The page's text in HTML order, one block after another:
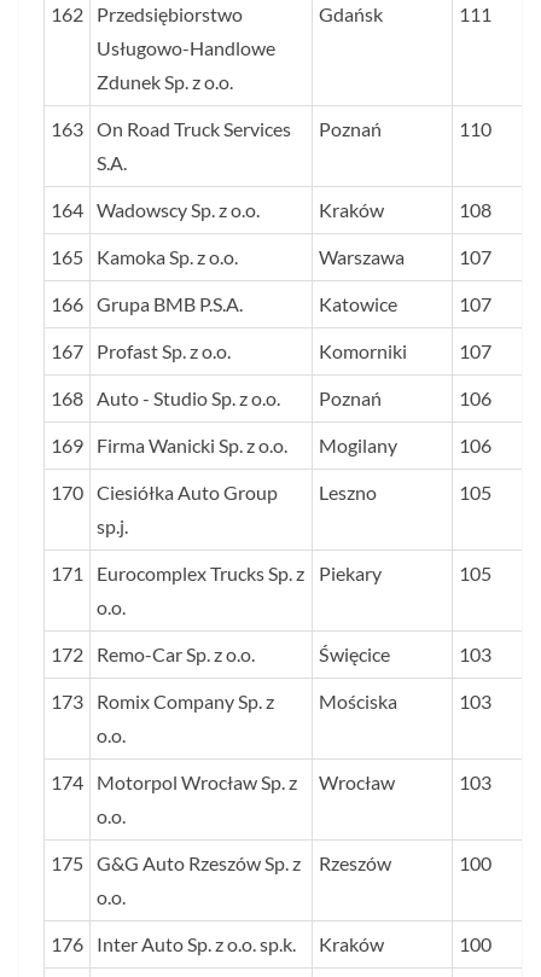
162
Przedsiębiorstwo
Usługowo-Handlowe
Zdunek Sp. z o.o.
Gdańsk 111
163 On Road Truck Services
S.A.
Poznań 110
164 Wadowscy Sp. z o.o. Kraków 108
165 Kamoka Sp. z o.o. Warszawa 107
166 Grupa BMB P.S.A. Katowice 107
167 Profast Sp. z o.o. Komorniki 107
168 Auto - Studio Sp. z o.o. Poznań 106
169 Firma Wanicki Sp. z o.o. Mogilany 106
170 Ciesiółka Auto Group
sp.j.
Leszno 105
171
Eurocomplex Trucks Sp. z
o.o.
Piekary 105
172 Remo-Car Sp. z o.o. Święcice 103
173
Romix Company Sp. z
o.o.
Mościska 103
174
Motorpol Wrocław Sp. z
o.o.
Wrocław 103
175 G&G Auto Rzeszów Sp. z
o.o.
Rzeszów 100
176 Inter Auto Sp. z o.o. sp.k. Kraków 100